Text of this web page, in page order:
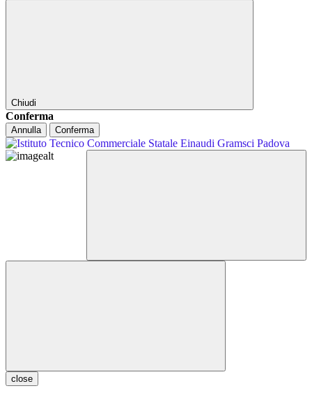
Chiudi
Conferma
Annulla Conferma
close